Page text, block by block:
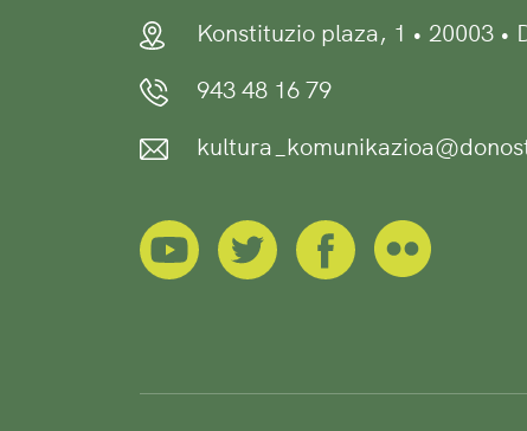
Konstituzio plaza, 1 • 20003 •
943 48 16 79